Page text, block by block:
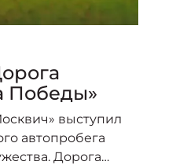
Победы»
выступил
автопробега
Дорога